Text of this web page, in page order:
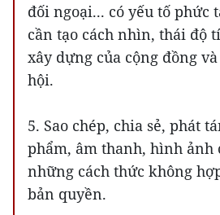
đối ngoại... có yếu tố phức
cần tạo cách nhìn, thái độ
xây dựng của cộng đồng
hội.
5. Sao chép, chia sẻ, phát
phẩm, âm thanh, hình ảnh
những cách thức không
bản quyền.